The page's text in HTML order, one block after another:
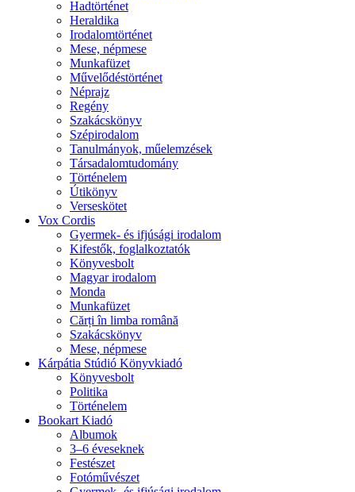
Hadtörténet
Heraldika
Irodalomtörténet
Mese, népmese
Munkafüzet
Művelődéstörténet
Néprajz
Regény
Szakácskönyv
Szépirodalom
Tanulmányok, műelemzések
Társadalomtudomány
Történelem
Útikönyv
Verseskötet
Vox Cordis
Gyermek- és ifjúsági irodalom
Kifestők, foglalkoztatók
Könyvesbolt
Magyar irodalom
Monda
Munkafüzet
Cărți în limba română
Szakácskönyv
Mese, népmese
Kárpátia Stúdió Könyvkiadó
Könyvesbolt
Politika
Történelem
Bookart Kiadó
Albumok
3–6 éveseknek
Festészet
Fotóművészet